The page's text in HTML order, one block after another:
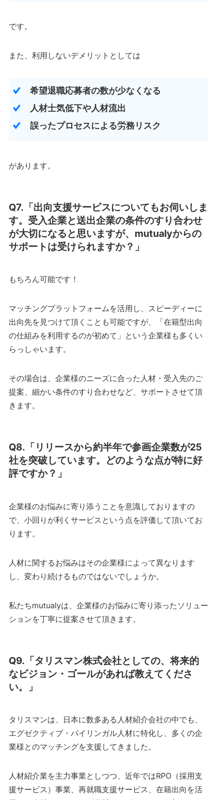
です。
また、利用しないデメリットとしては
希望退職応募者の数が少なくなる
人材士気低下や人材流出
誤ったプロセスによる労務リスク
があります。
Q7.「出向支援サービスについてもお伺いしま
す。受入企業と送出企業の条件のすり合わせ
が大切になると思いますが、mutualyからの
サポートは受けられますか？」
もちろん可能です！
マッチングプラットフォームを活用し、スピーディーに
出向先を見つけて頂くことも可能ですが、「在籍型出向
の仕組みを利用するのが初めて」という企業様も多くい
らっしゃいます。
その場合は、企業様のニーズに合った人材・受入先のご
提案、細かい条件のすり合わせなど、サポートさせて頂
きます。
Q8.「リリースから約半年で参画企業数が25
社を突破しています。どのような点が特に好
評ですか？」
企業様のお悩みに寄り添うことを意識しておりますの
で、小回りが利くサービスという点を評価して頂いてお
ります。
人材に関するお悩みはその企業様によって異なります
し、変わり続けるものではないでしょうか。
私たちmutualyは、企業様のお悩みに寄り添ったソリュー
ションを丁寧に提案させて頂きます。
Q9.「タリスマン株式会社としての、将来的
なビジョン・ゴールがあれば教えてくださ
い。」
タリスマンは、日本に数多ある人材紹介会社の中でも、
エグゼクティブ・バイリンガル人材に特化し、多くの企
業様とのマッチングを支援してきました。
人材紹介業を主力事業としつつ、近年ではRPO（採用支
援サービス）事業、再就職支援サービス、在籍出向を活